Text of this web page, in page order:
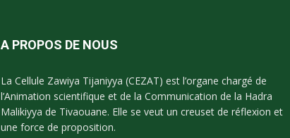
A PROPOS DE NOUS
La Cellule Zawiya Tijaniyya (CEZAT) est l’organe chargé de
l’Animation scientifique et de la Communication de la Hadra
Malikiyya de Tivaouane. Elle se veut un creuset de réflexion et
une force de proposition.